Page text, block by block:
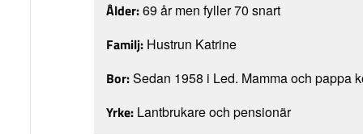
Ålder:69 år men fyller 70 snart
Familj: Hustrun Katrine
Bor:Sedan 1958 i Led. Mamma och pappa
Yrke: Lantbrukare och pensionär